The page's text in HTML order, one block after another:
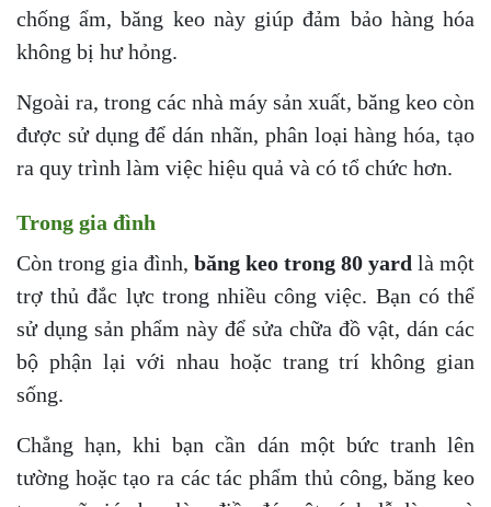
chống ẩm, băng keo này giúp đảm bảo hàng hóa
không bị hư hỏng.
Ngoài ra, trong các nhà máy sản xuất, băng keo còn
được sử dụng để dán nhãn, phân loại hàng hóa, tạo
ra quy trình làm việc hiệu quả và có tổ chức hơn.
Trong gia đình
Còn trong gia đình, băng keo trong 80 yard là một
trợ thủ đắc lực trong nhiều công việc. Bạn có thể
sử dụng sản phẩm này để sửa chữa đồ vật, dán các
bộ phận lại với nhau hoặc trang trí không gian
sống.
Chẳng hạn, khi bạn cần dán một bức tranh lên
tường hoặc tạo ra các tác phẩm thủ công, băng keo